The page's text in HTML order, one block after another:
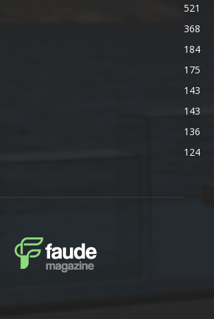
521
368
184
175
143
143
136
124